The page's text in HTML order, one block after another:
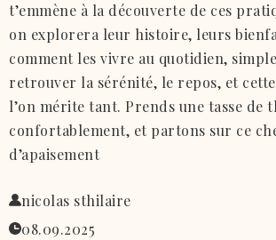
t’emmène à la découverte de ces
on explorera leur histoire, leurs
comment les vivre au quotidien,
retrouver la sérénité, le repos, et
l’on mérite tant. Prends une tasse de
confortablement, et partons sur ce
d’apaisement
nicolas sthilaire
08.09.2025